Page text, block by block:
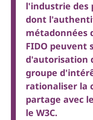
l'industrie des
dont
métadonnées
FIDO peuvent
d'autorisation
groupe
rationaliser la
partage avec
le W3C.